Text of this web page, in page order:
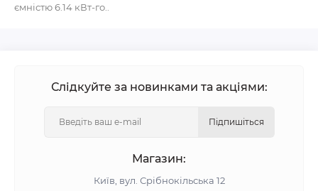
ємністю 6.14 кВт-го..
Слідкуйте за новинками та акціями:
Підпишіться
Магазин:
Київ, вул. Срібнокільська 12